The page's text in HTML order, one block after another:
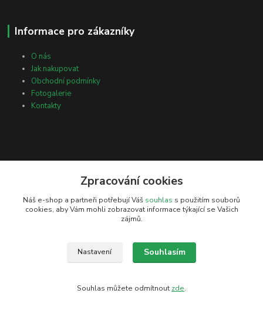
Informace pro zákazníky
O nás
Jak nakupovat
Obchodní podmínky
Fotogalerie
Kontakty
Petr Žejdlík
+420 606 202 092
info@petzejwood.cz
Zpracování cookies
Náš e-shop a partneři potřebují Váš souhlas s použitím souborů
cookies, aby Vám mohli zobrazovat informace týkající se Vašich
zájmů.
Nastavení Souhlasím
Souhlas můžete odmítnout zde.